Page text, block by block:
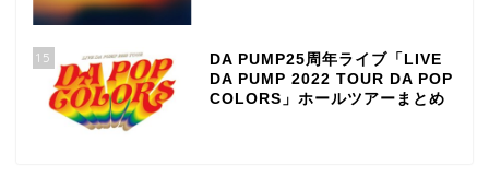
15
DA PUMP25周年ライブ「LIVE
DA PUMP 2022 TOUR DA POP
COLORS」ホールツアーまとめ